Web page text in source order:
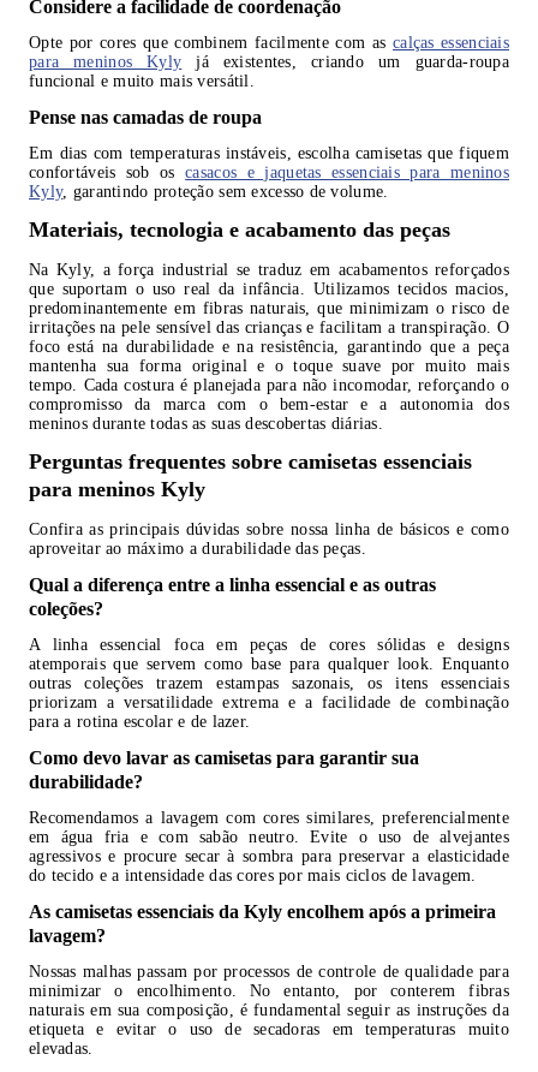
Considere a facilidade de coordenação
Opte por cores que combinem facilmente com as calças essenciais
para meninos Kyly já existentes, criando um guarda-roupa
funcional e muito mais versátil.
Pense nas camadas de roupa
Em dias com temperaturas instáveis, escolha camisetas que fiquem
confortáveis sob oscasacos e jaquetas essenciais para meninos
Kyly, garantindo proteção sem excesso de volume.
Materiais, tecnologia e acabamento das peças
Na Kyly, a força industrial se traduz em acabamentos reforçados
que suportam o uso real da infância. Utilizamos tecidos macios,
predominantemente em fibras naturais, que minimizam o risco de
irritações na pele sensível das crianças e facilitam a transpiração. O
foco está na durabilidade e na resistência, garantindo que a peça
mantenha sua forma original e o toque suave por muito mais
tempo. Cada costura é planejada para não incomodar, reforçando o
compromisso da marca com o bem-estar e a autonomia dos
meninos durante todas as suas descobertas diárias.
Perguntas frequentes sobre camisetas essenciais
para meninos Kyly
Confira as principais dúvidas sobre nossa linha de básicos e como
aproveitar ao máximo a durabilidade das peças.
Qual a diferença entre a linha essencial e as outras
coleções?
A linha essencial foca em peças de cores sólidas e designs
atemporais que servem como base para qualquer look. Enquanto
outras coleções trazem estampas sazonais, os itens essenciais
priorizam a versatilidade extrema e a facilidade de combinação
para a rotina escolar e de lazer.
Como devo lavar as camisetas para garantir sua
durabilidade?
Recomendamos a lavagem com cores similares, preferencialmente
em água fria e com sabão neutro. Evite o uso de alvejantes
agressivos e procure secar à sombra para preservar a elasticidade
do tecido e a intensidade das cores por mais ciclos de lavagem.
As camisetas essenciais da Kyly encolhem após a primeira
lavagem?
Nossas malhas passam por processos de controle de qualidade para
minimizar o encolhimento. No entanto, por conterem fibras
naturais em sua composição, é fundamental seguir as instruções da
etiqueta e evitar o uso de secadoras em temperaturas muito
elevadas.